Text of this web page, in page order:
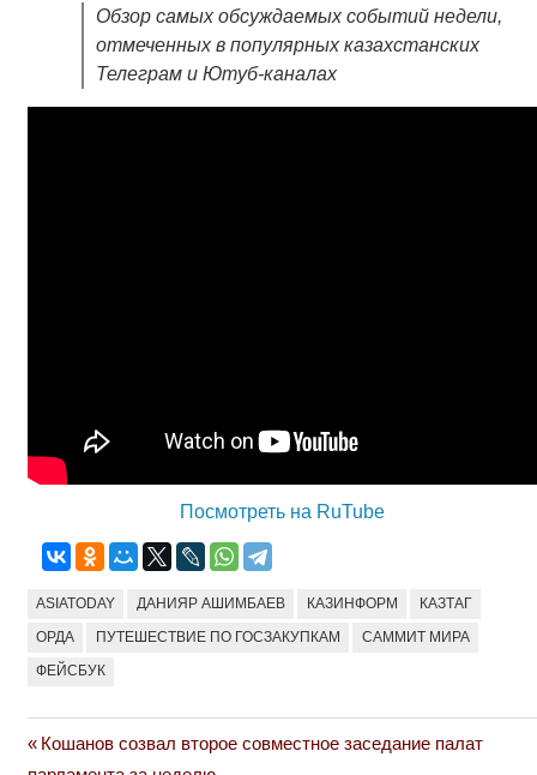
Обзор самых обсуждаемых событий недели,
отмеченных в популярных казахстанских
Телеграм и Ютуб-каналах
Посмотреть на RuTube
ASIATODAY ДАНИЯР АШИМБАЕВ КАЗИНФОРМ КАЗТАГ
ОРДА ПУТЕШЕСТВИЕ ПО ГОСЗАКУПКАМ САММИТ МИРА
ФЕЙСБУК
Навигация
Previous
Кошанов созвал второе совместное заседание палат